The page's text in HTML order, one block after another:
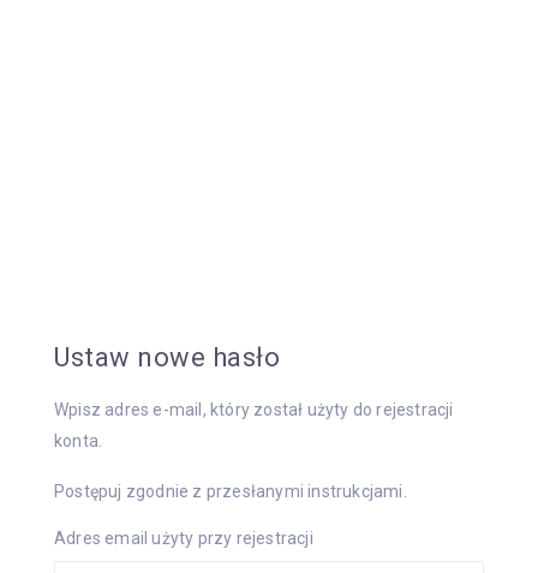
Ustaw nowe hasło
Wpisz adres e-mail, który został użyty do rejestracji
konta.
Postępuj zgodnie z przesłanymi instrukcjami.
Adres email użyty przy rejestracji